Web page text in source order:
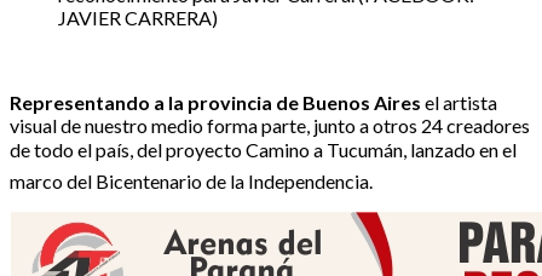
JAVIER CARRERA)
Representando a la provincia de Buenos Aires el artista
visual de nuestro medio forma parte, junto a otros 24 creadores
de todo el país, del proyecto Camino a Tucumán, lanzado en el
marco del Bicentenario de la Independencia.